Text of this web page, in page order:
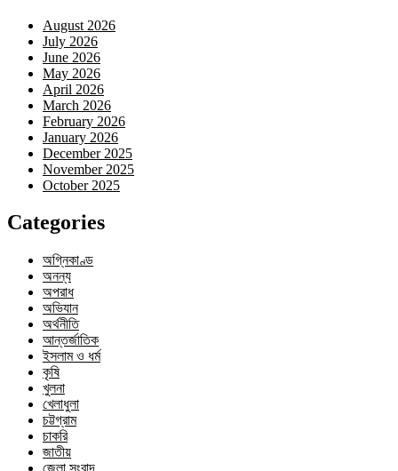
August 2026
July 2026
June 2026
May 2026
April 2026
March 2026
February 2026
January 2026
December 2025
November 2025
October 2025
Categories
অগ্নিকাণ্ড
অনন্য
অপরাধ
অভিযান
অর্থনীতি
আন্তর্জাতিক
ইসলাম ও ধর্ম
কৃষি
খুলনা
খেলাধুলা
চট্টগ্রাম
চাকরি
জাতীয়